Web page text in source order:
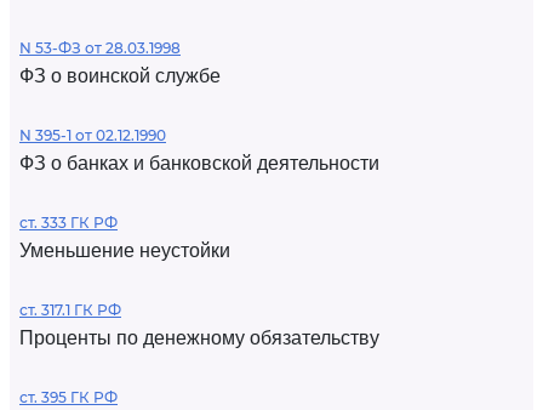
N 53-ФЗ от 28.03.1998
ФЗ о воинской службе
N 395-1 от 02.12.1990
ФЗ о банках и банковской деятельности
ст. 333 ГК РФ
Уменьшение неустойки
ст. 317.1 ГК РФ
Проценты по денежному обязательству
ст. 395 ГК РФ